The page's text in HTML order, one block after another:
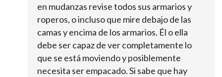
en mudanzas revise todos sus armarios y
roperos, o incluso que mire debajo de las
camas y encima de los armarios. Él o ella
debe ser capaz de ver completamente lo
que se está moviendo y posiblemente
necesita ser empacado. Si sabe que hay